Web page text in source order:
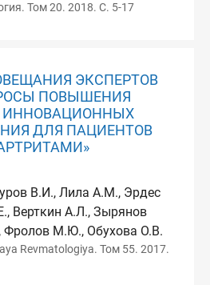
Том 20. 2018. С. 5-17
ЭКСПЕРТОВ
ПОВЫШЕНИЯ
ИННОВАЦИОННЫХ
ДЛЯ ПАЦИЕНТОВ
В.И., Лила А.М., Эрдес
Верткин А.Л., Зырянов
Фролов М.Ю., Обухова О.В.
Revmatologiya. Том 55. 2017.